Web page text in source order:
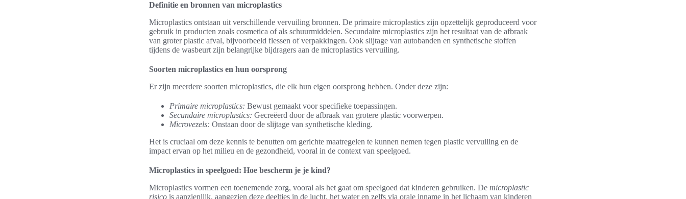
Definitie en bronnen van microplastics
Microplastics ontstaan uit verschillende vervuiling bronnen. De primaire microplastics zijn opzettelijk geproduceerd voor
gebruik in producten zoals cosmetica of als schuurmiddelen. Secundaire microplastics zijn het resultaat van de afbraak
van groter plastic afval, bijvoorbeeld flessen of verpakkingen. Ook slijtage van autobanden en synthetische stoffen
tijdens de wasbeurt zijn belangrijke bijdragers aan de microplastics vervuiling.
Soorten microplastics en hun oorsprong
Er zijn meerdere soorten microplastics, die elk hun eigen oorsprong hebben. Onder deze zijn:
Primaire microplastics: Bewust gemaakt voor specifieke toepassingen.
Secundaire microplastics: Gecreëerd door de afbraak van grotere plastic voorwerpen.
Microvezels: Onstaan door de slijtage van synthetische kleding.
Het is cruciaal om deze kennis te benutten om gerichte maatregelen te kunnen nemen tegen plastic vervuiling en de
impact ervan op het milieu en de gezondheid, vooral in de context van speelgoed.
Microplastics in speelgoed: Hoe bescherm je je kind?
Microplastics vormen een toenemende zorg, vooral als het gaat om speelgoed dat kinderen gebruiken. De microplastic
risico is aanzienlijk, aangezien deze deeltjes in de lucht, het water en zelfs via orale inname in het lichaam van kinderen